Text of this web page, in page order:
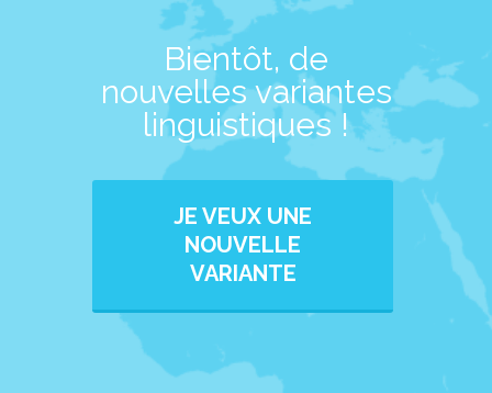
Bientôt, de
nouvelles variantes
linguistiques !
JE VEUX UNE
NOUVELLE
VARIANTE